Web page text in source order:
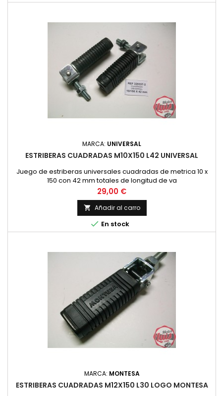
MARCA: UNIVERSAL
ESTRIBERAS CUADRADAS M10X150 L42 UNIVERSAL
Juego de estriberas universales cuadradas de metrica 10 x
150 con 42 mm totales de longitud de va
Precio
29,00 €
 Añadir al carro
 En stock
MARCA: MONTESA
ESTRIBERAS CUADRADAS M12X150 L30 LOGO MONTESA